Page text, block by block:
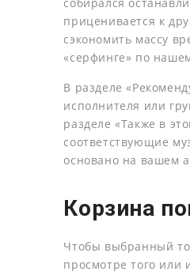
собирался
приценивается к
сэкономить массу
«серфинге» по
В разделе
исполнителя или
разделе «Также в
соответствующие
основано на вашем
Корзина
Чтобы выбранный
просмотре того или